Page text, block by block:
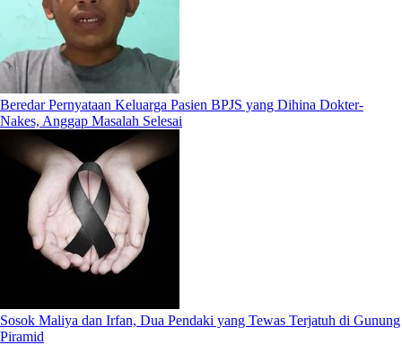
Beredar Pernyataan Keluarga Pasien BPJS yang Dihina Dokter-
Nakes, Anggap Masalah Selesai
Sosok Maliya dan Irfan, Dua Pendaki yang Tewas Terjatuh di Gunung
Piramid